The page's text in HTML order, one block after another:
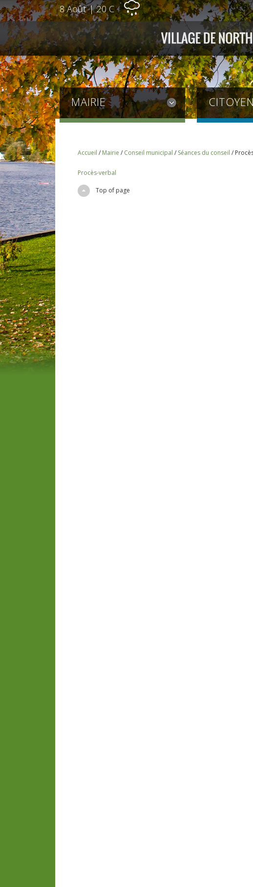
8 Août | 20 C
MAIRIE
Accueil / Mairie / Conseil municipal / Séances du conseil /
Procès-verbal
Top of page